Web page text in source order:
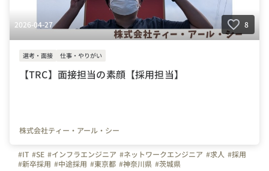
2026-04-27 8
選考・面接 仕事・やりがい
【TRC】面接担当の素顔【採用担当】
株式会社ティー・アール・シー
#IT #SE #インフラエンジニア #ネットワークエンジニア #求人 #採用
#新卒採用 #中途採用 #東京都 #神奈川県 #茨城県